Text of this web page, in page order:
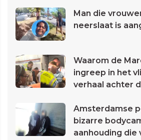
Man die
neerslaat is
Waarom de
ingreep in het
verhaal achter
Amsterdamse
bizarre
aanhouding die